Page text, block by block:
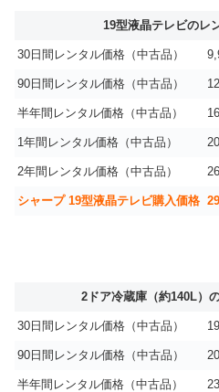
19型液晶テレビのレ
30日間レンタル価格（中古品）
90日間レンタル価格（中古品）
半年間レンタル価格（中古品）
1年間レンタル価格（中古品）
2年間レンタル価格（中古品）
シャープ 19型液晶テレビ購入価格
2ドア冷蔵庫（約140L）
30日間レンタル価格（中古品）
90日間レンタル価格（中古品）
半年間レンタル価格（中古品）